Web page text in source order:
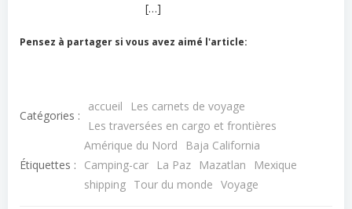
[…]
Pensez à partager si vous avez aimé l'article:
Catégories :
accueil
Les carnets de voyage
Les traversées en cargo et frontières
Étiquettes :
Amérique du Nord
Baja California
Camping-car
La Paz Mazatlan
Mexique
shipping Tour du monde Voyage